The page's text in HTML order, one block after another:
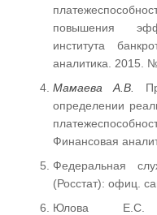
повышения
института
аналитика. 2015.
Мамаева
А.В.
определении
Финансовая
Федеральная
(Росстат): офиц.
Юлова Е.С.